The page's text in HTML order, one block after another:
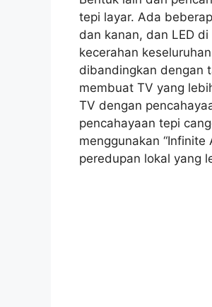
tepi layar. Ada
dan kanan, dan LED
kecerahan
dibandingkan dengan
membuat TV yang
TV dengan
pencahayaan tepi
menggunakan
peredupan lokal yang